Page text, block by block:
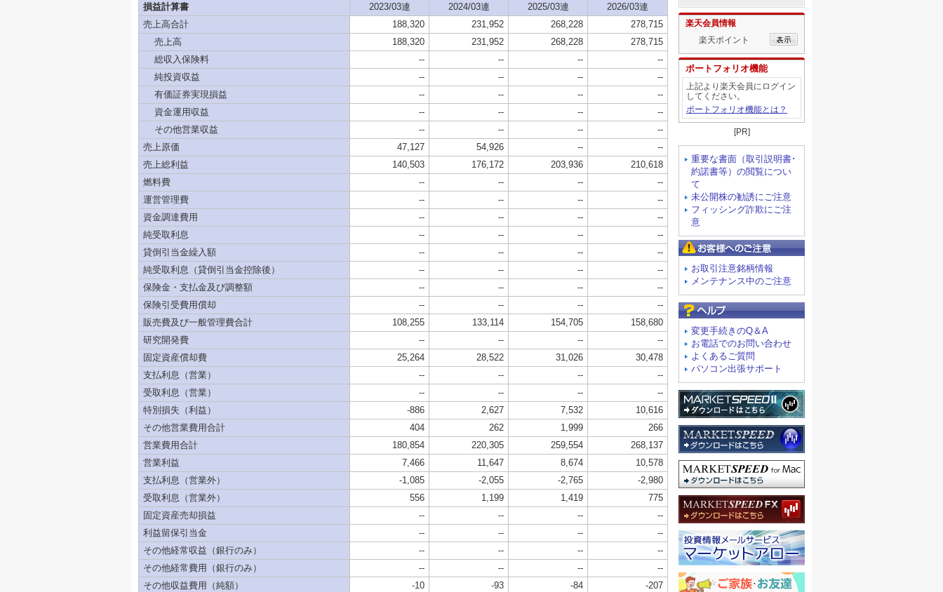
楽天会員情報
楽天ポイント
ポートフォリオ機能
上記より楽天会員にログイン
してください。
ポートフォリオ機能とは？
[PR]
重要な書面（取引説明書･
約諾書等）の閲覧につい
て
未公開株の勧誘にご注意
フィッシング詐欺にご注
意
お取引注意銘柄情報
メンテナンス中のご注意
変更手続きのQ＆A
お電話でのお問い合わせ
よくあるご質問
パソコン出張サポート